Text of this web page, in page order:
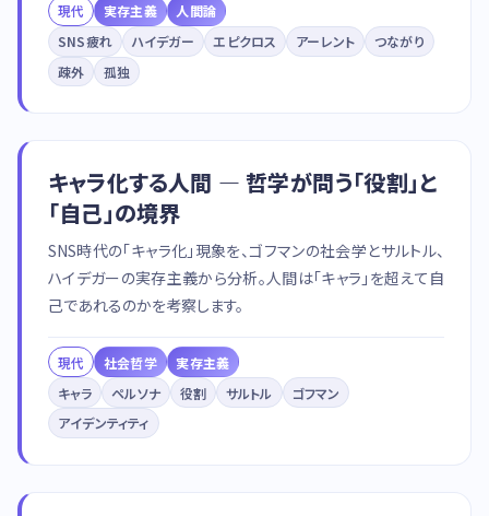
現代 実存主義
人間論
SNS疲れ
ハイデガー エピクロス アーレント
つながり
疎外
孤独
キャラ化する人間 — 哲学が問う「役割」と
「自己」の境界
SNS時代の「キャラ化」現象を、ゴフマンの社会学とサルトル、
ハイデガーの実存主義から分析。人間は「キャラ」を超えて自
己であれるのかを考察します。
現代 社会哲学
実存主義
キャラ
ペルソナ 役割 サルトル
ゴフマン
アイデンティティ